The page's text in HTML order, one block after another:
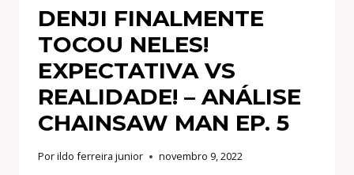
DENJI FINALMENTE
TOCOU NELES!
EXPECTATIVA VS
REALIDADE! – ANÁLISE
CHAINSAW MAN EP. 5
Porildo ferreira junior novembro 9, 2022